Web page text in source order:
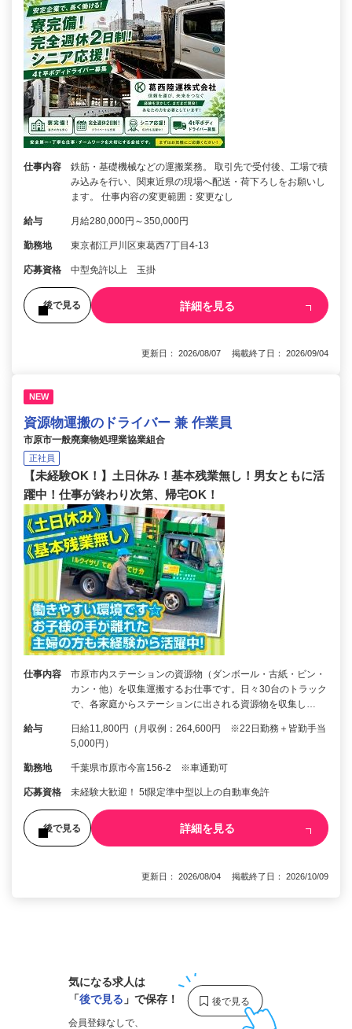
仕事内容
鉄筋・基礎機械などの運搬業務。 取引先で受付後、工場で積
み込みを行い、関東近県の現場へ配送・荷下ろしをお願いし
ます。 仕事内容の変更範囲：変更なし
給与 月給280,000円～350,000円
勤務地 東京都江戸川区東葛西7丁目4-13
応募資格 中型免許以上 玉掛
後で見る 詳細を見る
更新日： 2026/08/07 掲載終了日： 2026/09/04
NEW
資源物運搬のドライバー 兼 作業員
市原市一般廃棄物処理業協業組合
正社員
【未経験OK！】土日休み！基本残業無し！男女ともに活
躍中！仕事が終わり次第、帰宅OK！
仕事内容
市原市内ステーションの資源物（ダンボール・古紙・ビン・
カン・他）を収集運搬するお仕事です。日々30台のトラック
で、各家庭からステーションに出される資源物を収集し…
給与
日給11,800円（月収例：264,600円 ※22日勤務＋皆勤手当
5,000円）
勤務地 千葉県市原市今富156-2 ※車通勤可
応募資格 未経験大歓迎！ 5t限定準中型以上の自動車免許
後で見る 詳細を見る
更新日： 2026/08/04 掲載終了日： 2026/10/09
気になる求人は
「後で見る 」で保存！
会員登録なしで、